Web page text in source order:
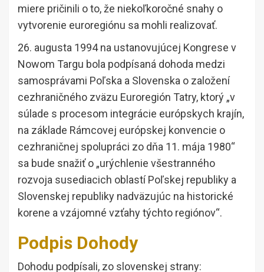
miere pričinili o to, že niekoľkoročné snahy o
vytvorenie euroregiónu sa mohli realizovať.
26. augusta 1994 na ustanovujúcej Kongrese v
Nowom Targu bola podpísaná dohoda medzi
samosprávami Poľska a Slovenska o založení
cezhraničného zväzu Euroregión Tatry, ktorý „v
súlade s procesom integrácie európskych krajín,
na základe Rámcovej európskej konvencie o
cezhraničnej spolupráci zo dňa 11. mája 1980“
sa bude snažiť o „urýchlenie všestranného
rozvoja susediacich oblastí Poľskej republiky a
Slovenskej republiky nadväzujúc na historické
korene a vzájomné vzťahy týchto regiónov“.
Podpis Dohody
Dohodu podpísali, zo slovenskej strany: